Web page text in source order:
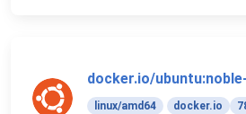
docker.io/
linux/amd64 docker.io